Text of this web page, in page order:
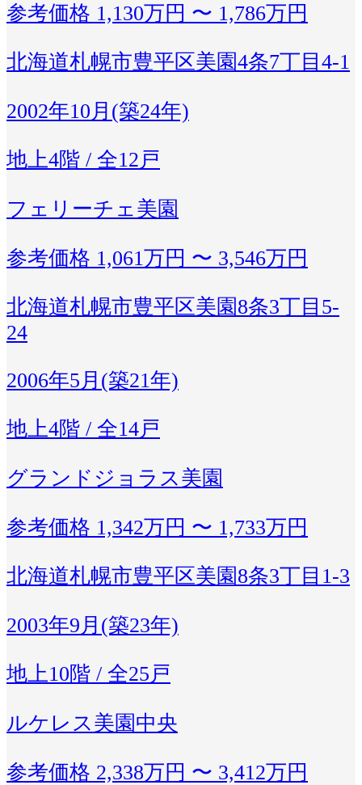
参考価格 1,130万円 〜 1,786万円
北海道札幌市豊平区美園4条7丁目4-1
2002年10月(築24年)
地上4階 / 全12戸
フェリーチェ美園
参考価格 1,061万円 〜 3,546万円
北海道札幌市豊平区美園8条3丁目5-
24
2006年5月(築21年)
地上4階 / 全14戸
グランドジョラス美園
参考価格 1,342万円 〜 1,733万円
北海道札幌市豊平区美園8条3丁目1-3
2003年9月(築23年)
地上10階 / 全25戸
ルケレス美園中央
参考価格 2,338万円 〜 3,412万円